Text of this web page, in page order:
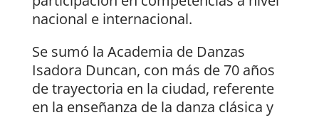
nacional e internacional.
Se sumó la Academia de Danzas
Isadora Duncan, con más de 70 años
de trayectoria en la ciudad, referente
en la enseñanza de la danza clásica y